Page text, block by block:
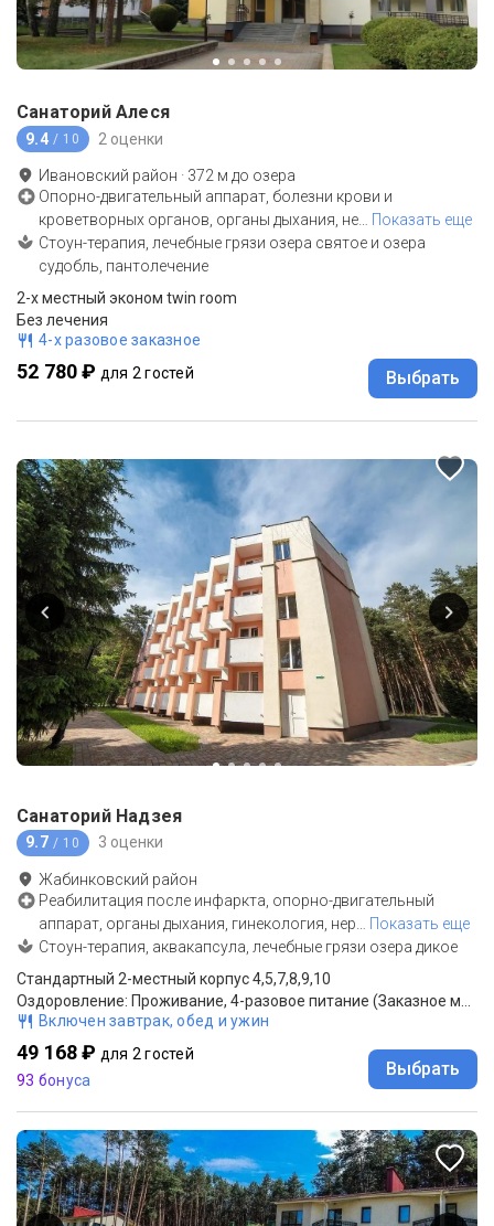
Санаторий Алеся
9.4 / 10 2 оценки
Ивановский район · 372 м до озера
Опорно-двигательный аппарат, болезни крови и
кроветворных органов, органы дыхания, не… Показать еще
Стоун-терапия, лечебные грязи озера святое и озера
судобль, пантолечение
2-x местный эконом twin room
Без лечения
4-х разовое заказное
52 780 ₽ для 2 гостей Выбрать
Санаторий Надзея
9.7 / 10 3 оценки
Жабинковский район
Реабилитация после инфаркта, опорно-двигательный
аппарат, органы дыхания, гинекология, нер
Показать еще
Стоун-терапия, аквакапсула, лечебные грязи озера дикое
Стандартный 2-местный корпус 4,5,7,8,9,10
Включен завтрак, обед и ужин
49 168 ₽ для 2 гостей
93 бонуса
Выбрать